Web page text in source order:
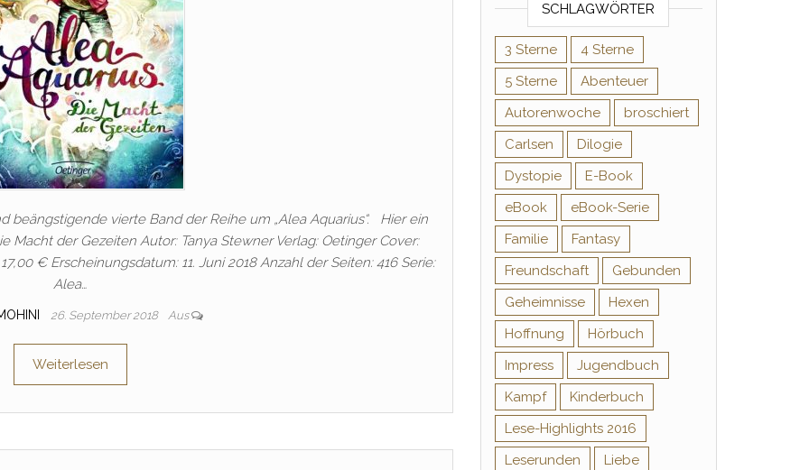
beängstigende vierte Band der Reihe um „Alea Aquarius“. Hier ein
Macht der Gezeiten Autor: Tanya Stewner Verlag: Oetinger Cover:
€ Erscheinungsdatum: 11. Juni 2018 Anzahl der Seiten: 416 Serie:
Alea…
26. September 2018 Aus
Weiterlesen
SCHLAGWÖRTER
3 Sterne
4 Sterne
5 Sterne
Abenteuer
Autorenwoche
broschiert
Carlsen
Dilogie
Dystopie
E-Book
eBook
eBook-Serie
Familie
Fantasy
Freundschaft
Gebunden
Geheimnisse
Hexen
Hoffnung
Hörbuch
Impress
Jugendbuch
Kampf
Kinderbuch
Lese-Highlights 2016
Leserunden
Liebe